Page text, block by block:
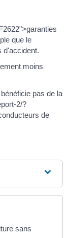
que le
d'accident.
moins
pas de la
2/?
de
sans